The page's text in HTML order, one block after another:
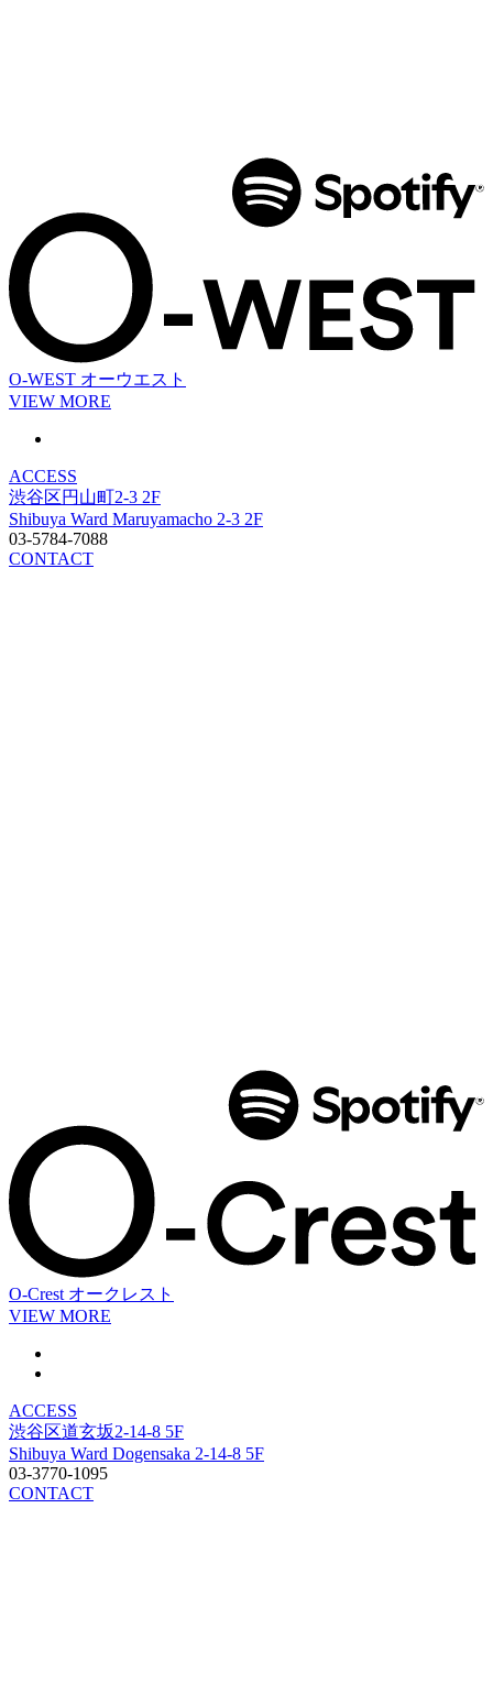
O-WEST オーウエスト
VIEW MORE
ACCESS
渋谷区円山町2-3 2F
Shibuya Ward Maruyamacho 2-3 2F
03-5784-7088
CONTACT
O-Crest オークレスト
VIEW MORE
ACCESS
渋谷区道玄坂2-14-8 5F
Shibuya Ward Dogensaka 2-14-8 5F
03-3770-1095
CONTACT